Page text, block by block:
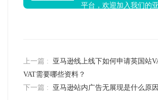
平台，欢迎加入我们的
上一篇 :
亚马逊线上线下如何申请英国站
VAT需要哪些资料？
下一篇 :
亚马逊站内广告无展现是什么原